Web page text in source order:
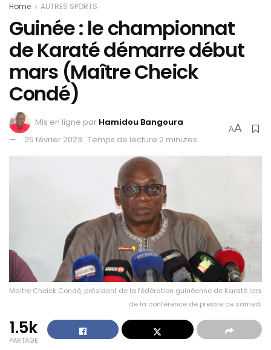
Home AUTRES SPORTS
Guinée : le championnat
de Karaté démarre début
mars (Maître Cheick
Condé)
Mis en ligne par Hamidou Bangoura
25 février 2023 Temps de lecture:2 minutes
AA
Maitre Cheick Condé, président de la fédération guinéenne de Karaté lors
de la conférence de presse ce samedi
1.5k
PARTAGE